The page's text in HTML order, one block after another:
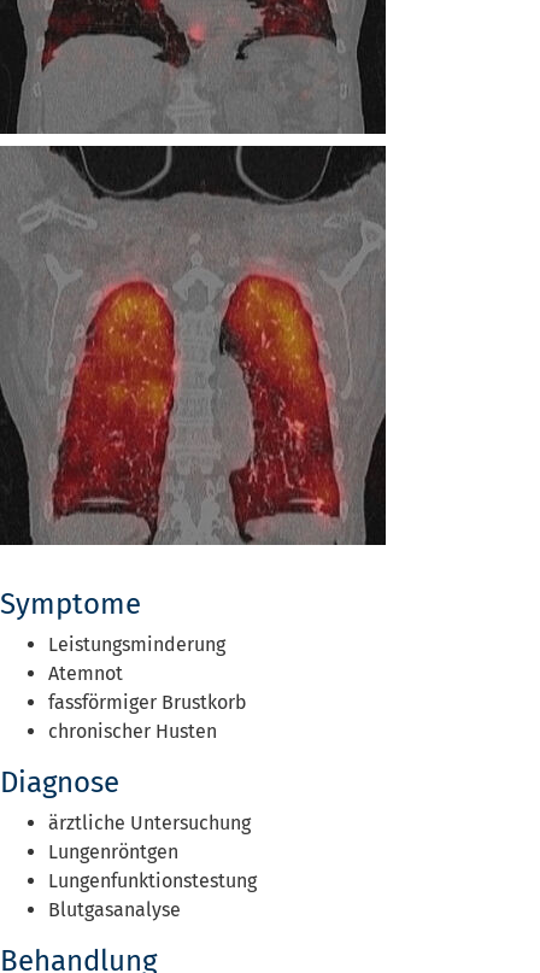
Symptome
Leistungsminderung
Atemnot
fassförmiger Brustkorb
chronischer Husten
Diagnose
ärztliche Untersuchung
Lungenröntgen
Lungenfunktionstestung
Blutgasanalyse
Behandlung